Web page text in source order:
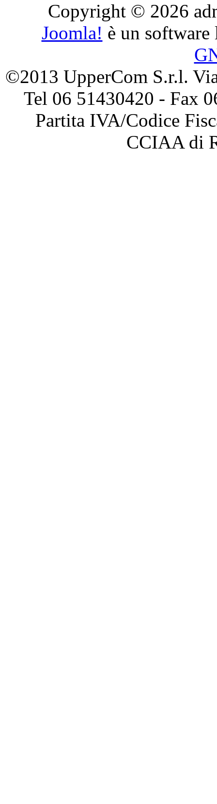
Copyright © 2026
Joomla! è un
©2013 UpperCom S.r.l.
Tel 06 51430420 - Fax
Partita IVA/Codice
CCIAA di